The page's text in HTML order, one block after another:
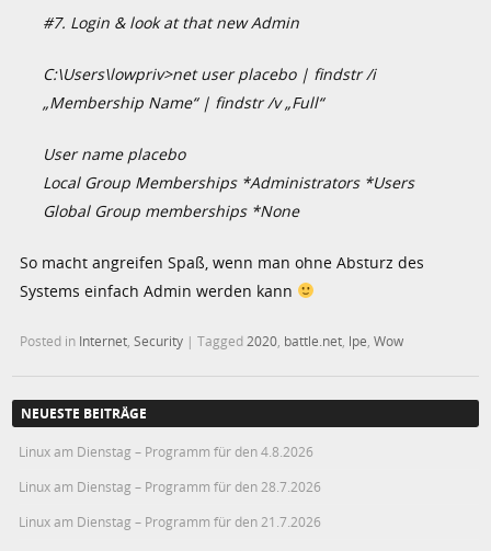
#7. Login & look at that new Admin
C:\Users\lowpriv>net user placebo | findstr /i
„Membership Name“ | findstr /v „Full“
User name placebo
Local Group Memberships *Administrators *Users
Global Group memberships *None
So macht angreifen Spaß, wenn man ohne Absturz des
Systems einfach Admin werden kann
Posted in Internet ,Security |Tagged 2020 battle.net lpe ,Wow
NEUESTE BEITRÄGE
Linux am Dienstag – Programm für den 4.8.2026
Linux am Dienstag – Programm für den 28.7.2026
Linux am Dienstag – Programm für den 21.7.2026